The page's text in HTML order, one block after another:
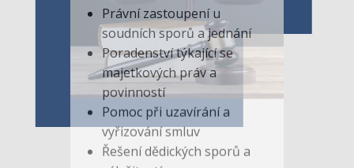
Naše
služby
Právní zastoupení u
soudních sporů a jednání
Poradenství týkající se